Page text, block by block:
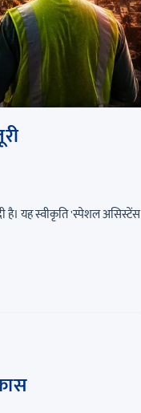
है। यह स्वीकृति 'स्पेशल असिस्टेंस